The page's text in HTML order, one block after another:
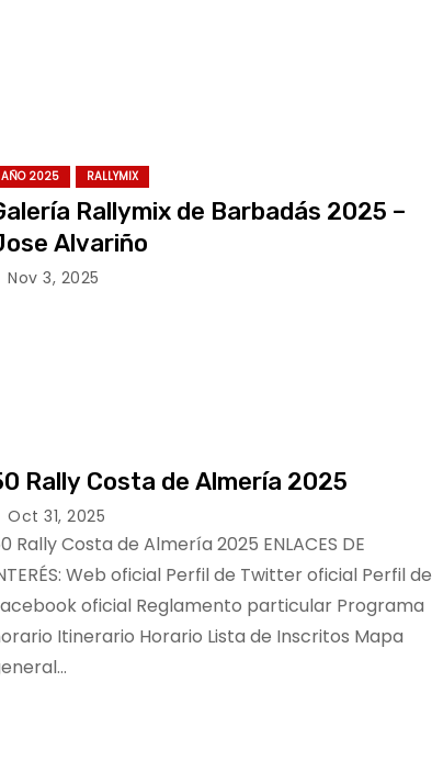
AÑO 2025 RALLYMIX
Rallymix de Barbadás 2025 –
Alvariño
Nov 3, 2025
Rally Costa de Almería 2025
Oct 31, 2025
Rally Costa de Almería 2025 ENLACES DE
Web oficial Perfil de Twitter oficial Perfil de
oficial Reglamento particular Programa
Itinerario Horario Lista de Inscritos Mapa